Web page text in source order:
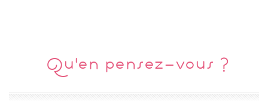
Qu'en pensez-vous ?